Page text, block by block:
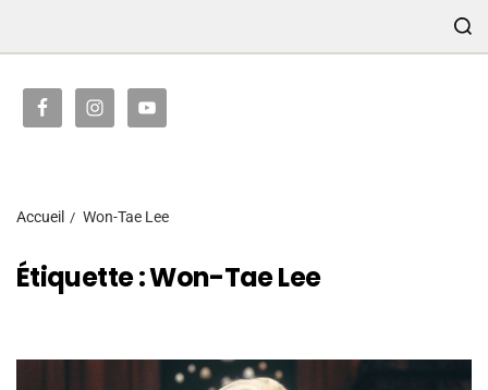
Accueil Won-Tae Lee
Étiquette :Won-Tae Lee